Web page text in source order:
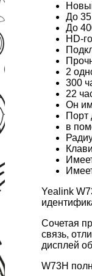
До
До
HD-
2
300
22
Он
Порт
в
Yealink
Сочетая
связь,
дисплей
W73H